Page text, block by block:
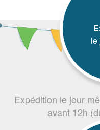
le
Expédition le jour
avant 12h